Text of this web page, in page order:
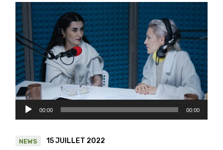
Lecteur
audio
00:00 00:00
NEWS 15 JUILLET 2022